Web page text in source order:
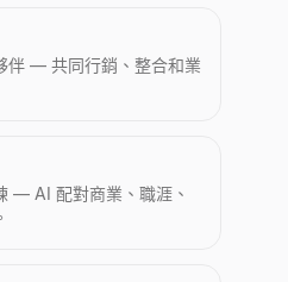
伴 — 共同行銷、整合和業
— AI 配對商業、職涯、